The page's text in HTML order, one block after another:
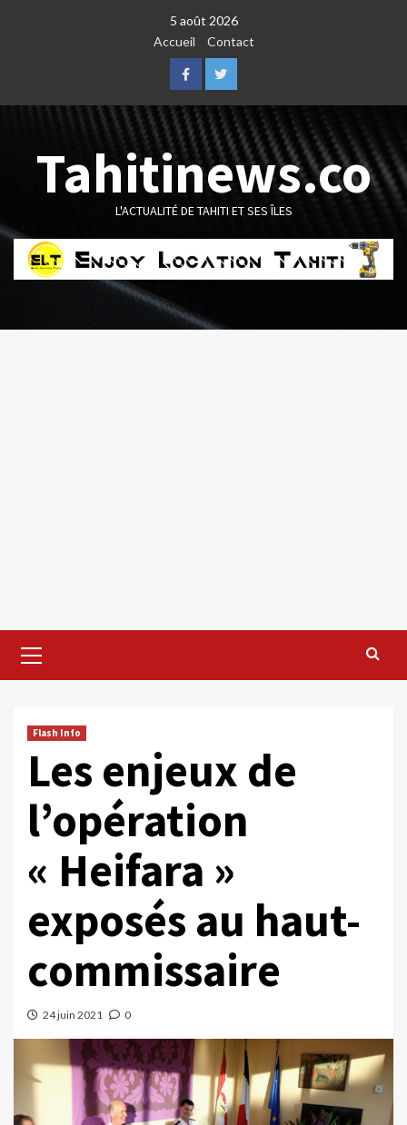
5 août 2026
Accueil
Contact
FacebookTwitter
Tahitinews.co
L'ACTUALITÉ DE TAHITI ET SES ÎLES
Menu
Flash Info
Les enjeux de
l’opération
« Heifara »
exposés au haut-
commissaire
24 juin 2021 0